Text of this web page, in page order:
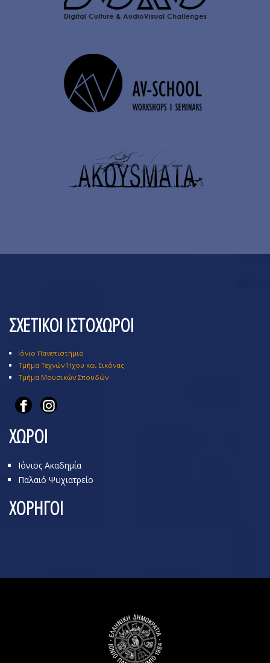
ΣΧΕΤΙΚΟΙ ΙΣΤΟΧΩΡΟΙ
Ιόνιο Πανεπιστήμιο
Τμήμα Τεχνών Ήχου και Εικόνας
Τμήμα Μουσικών Σπουδών
ΧΩΡΟΙ
Ιόνιος Ακαδημία
Παλαιό Ψυχιατρείο
ΧΟΡΗΓΟΙ